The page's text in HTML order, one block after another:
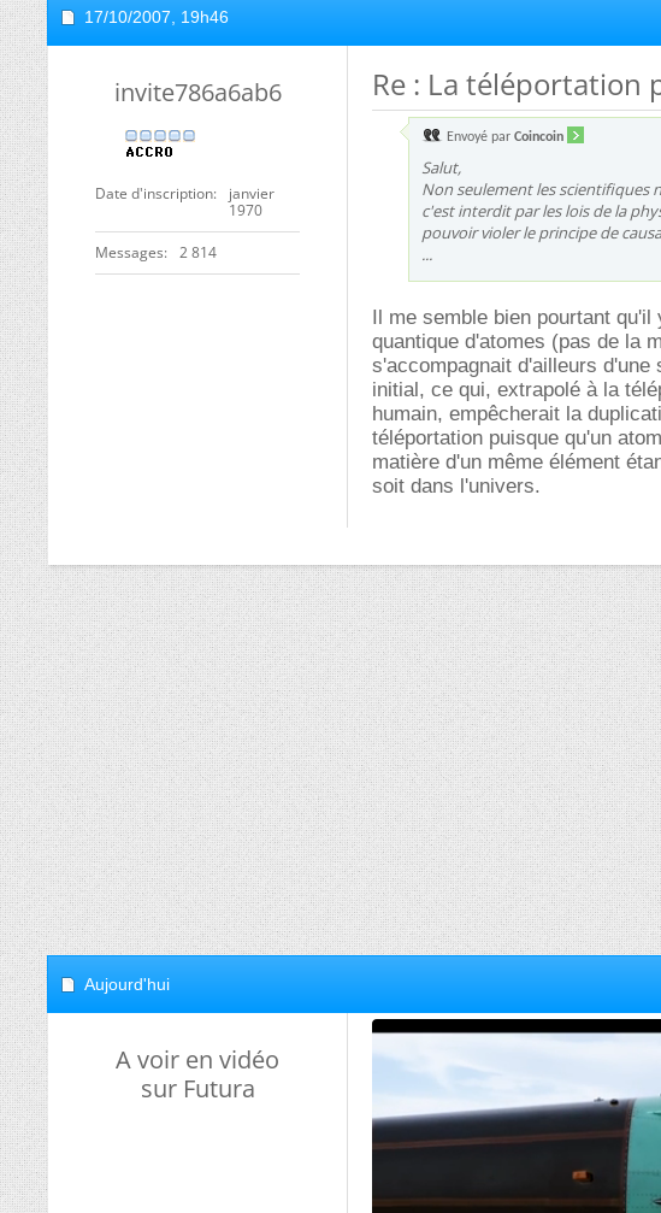
17/10/2007, 19h46
invite786a6ab6
Date d'inscription
janvier
1970
Messages 2 814
Re : La téléportation
Envoyé par Coincoin
Salut,
Non seulement les scientifiques
c'est interdit par les lois de la
pouvoir violer le principe de
...
Il me semble bien pourtant
quantique d'atomes (pas de la
s'accompagnait d'ailleurs
initial, ce qui, extrapolé à la
humain, empêcherait la
téléportation puisque qu'un
matière d'un même élément
soit dans l'univers.
Aujourd'hui
A voir en vidéo
sur Futura